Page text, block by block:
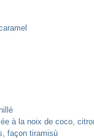
à la noix de coco,
façon tiramisù